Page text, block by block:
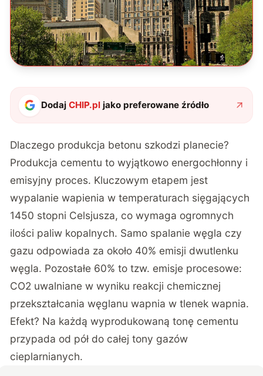
DodajCHIP.pl jako preferowane źródło
Dlaczego produkcja betonu szkodzi planecie?
Produkcja cementu to wyjątkowo energochłonny i
emisyjny proces. Kluczowym etapem jest
wypalanie wapienia w temperaturach sięgających
1450 stopni Celsjusza, co wymaga ogromnych
ilości paliw kopalnych. Samo spalanie węgla czy
gazu odpowiada za około 40% emisji dwutlenku
węgla. Pozostałe 60% to tzw. emisje procesowe:
CO2 uwalniane w wyniku reakcji chemicznej
przekształcania węglanu wapnia w tlenek wapnia.
Efekt? Na każdą wyprodukowaną tonę cementu
przypada od pół do całej tony gazów
cieplarnianych.